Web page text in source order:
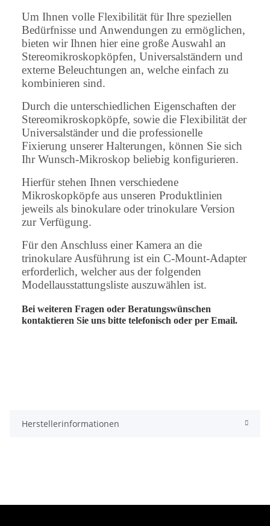
Um Ihnen volle Flexibilität für Ihre speziellen
Bedürfnisse und Anwendungen zu ermöglichen,
bieten wir Ihnen hier eine große Auswahl an
Stereomikroskopköpfen, Universalständern und
externe Beleuchtungen an, welche einfach zu
kombinieren sind.
Durch die unterschiedlichen Eigenschaften der
Stereomikroskopköpfe, sowie die Flexibilität der
Universalständer und die professionelle
Fixierung unserer Halterungen, können Sie sich
Ihr Wunsch-Mikroskop beliebig konfigurieren.
Hierfür stehen Ihnen verschiedene
Mikroskopköpfe aus unseren Produktlinien
jeweils als binokulare oder trinokulare Version
zur Verfügung.
Für den Anschluss einer Kamera an die
trinokulare Ausführung ist ein C-Mount-Adapter
erforderlich, welcher aus der folgenden
Modellausstattungsliste auszuwählen ist.
Bei weiteren Fragen oder Beratungswünschen
kontaktieren Sie uns bitte telefonisch oder per Email.
Herstellerinformationen